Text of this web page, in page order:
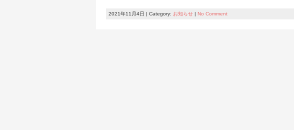
2021年11月4日 | Category: お知らせ | No Comment